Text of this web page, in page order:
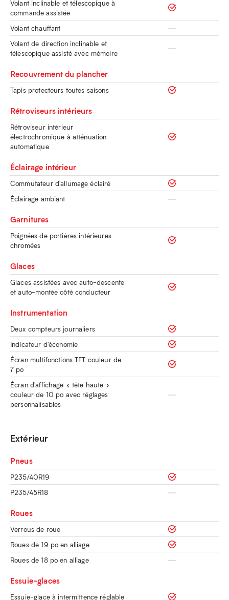
Volant inclinable et télescopique à
commande assistée
Volant chauffant
Volant de direction inclinable et
télescopique assisté avec mémoire
Recouvrement du plancher
Tapis protecteurs toutes saisons
Rétroviseurs intérieurs
Rétroviseur intérieur
électrochromique à atténuation
automatique
Éclairage intérieur
Commutateur d'allumage éclairé
Éclairage ambiant
Garnitures
Poignées de portières intérieures
chromées
Glaces
Glaces assistées avec auto-descente
et auto-montée côté conducteur
Instrumentation
Deux compteurs journaliers
Indicateur d'économie
Écran multifonctions TFT couleur de
7 po
Écran d'affichage « tête haute »
couleur de 10 po avec réglages
personnalisables
Extérieur
Pneus
P235/40R19
P235/45R18
Roues
Verrous de roue
Roues de 19 po en alliage
Roues de 18 po en alliage
Essuie-glaces
Essuie-glace à intermittence réglable